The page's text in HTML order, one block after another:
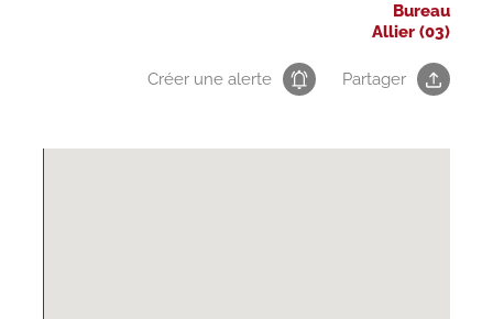
Bureau
Allier (03)
Créer une alerte Partager